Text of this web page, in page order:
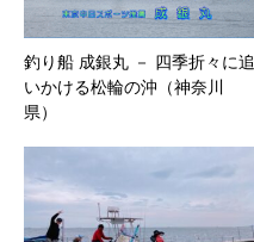
釣り船 成銀丸 － 四季折々に追
いかける松輪の沖（神奈川
県）